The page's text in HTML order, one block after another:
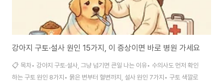
강아지 구토·설사 원인 15가지, 이 증상이면 바로 병원 가세요
📋 목차• 강아지 구토·설사, 그냥 넘기면 큰일 나는 이유• 수의사도 먼저 확인
하는 구토 원인 8가지• 묽은 변부터 혈변까지, 설사 원인 7가지• 구토 색깔로